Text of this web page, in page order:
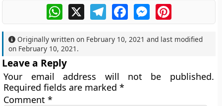
WhatsApp
X TelegramFacebookMessengerPinterest
Originally written on February 10, 2021 and last modified
on February 10, 2021 .
Leave a Reply
Your email address will not be published.
Required fields are marked*
Comment*